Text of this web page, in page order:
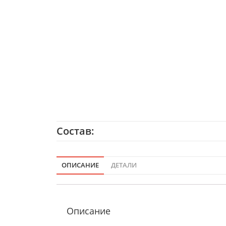
Состав:
ОПИСАНИЕ ДЕТАЛИ
Описание